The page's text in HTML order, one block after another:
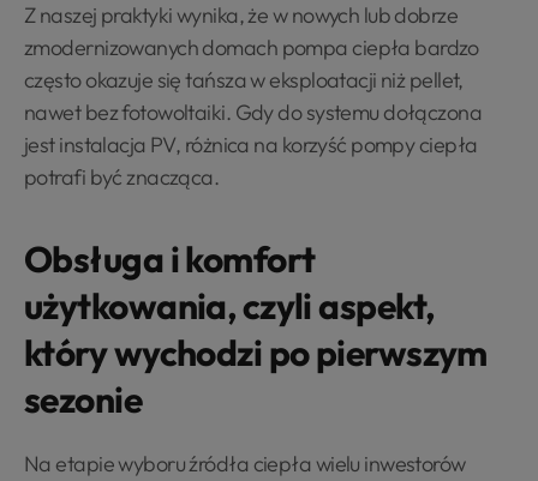
Z naszej praktyki wynika, że w nowych lub dobrze
zmodernizowanych domach pompa ciepła bardzo
często okazuje się tańsza w eksploatacji niż pellet,
nawet bez fotowoltaiki. Gdy do systemu dołączona
jest instalacja PV, różnica na korzyść pompy ciepła
potrafi być znacząca.
Obsługa i komfort
użytkowania, czyli aspekt,
który wychodzi po pierwszym
sezonie
Na etapie wyboru źródła ciepła wielu inwestorów